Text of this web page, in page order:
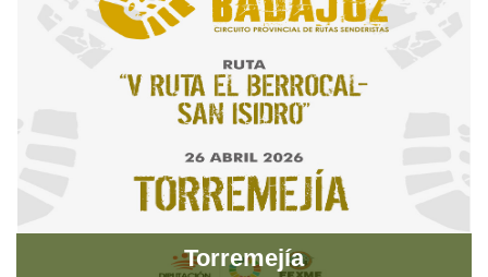
Torremejía